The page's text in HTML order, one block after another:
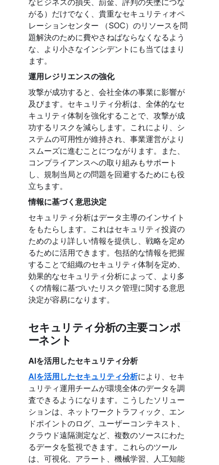
なビジネスの損失、罰金、評判の失墜につな
がる）だけでなく、貴重なセキュリティオペ
レーションセンター （SOC）のリソースを問
題解決のために費やさねばならなくなるよう
な、より小さなインシデントにも当てはまり
ます。
運用レジリエンスの強化
攻撃が成功すると、会社全体の事業に影響が
及びます。セキュリティ分析は、全体的なセ
キュリティ体制を強化することで、攻撃が成
功するリスクを減らします。これにより、シ
ステムの可用性が維持され、事業運営がより
スムーズに進むことにつながります。また、
コンプライアンスへの取り組みもサポート
し、規制当局との問題を回避するためにも役
立ちます。
情報に基づく意思決定
セキュリティ分析はデータ主導のインサイト
をもたらします。これはセキュリティ投資の
ためのより詳しい情報を提供し、戦略を定め
るために活用できます。包括的な情報を把握
することで組織のセキュリティ体制を定め、
効果的なセキュリティ分析によって、より多
くの情報に基づいたリスク管理に関する意思
決定が容易になります。
セキュリティ分析の主要コンポ
ーネント
AIを活用したセキュリティ分析
AIを活用したセキュリティ分析により、セキ
ュリティ運用チームが環境全体のデータを調
査できるようになります。こうしたソリュー
ションは、ネットワークトラフィック、エン
ドポイントのログ、ユーザーコンテキスト、
クラウド遠隔測定など、複数のソースにわた
るデータを監視できます。これらのツール
は、可視化、アラート、機械学習、人工知能